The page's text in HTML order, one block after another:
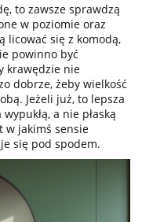
to zawsze sprawdzą
w poziomie oraz
licować się z komodą,
powinno być
krawędzie nie
dobrze, żeby wielkość
Jeżeli już, to lepsza
a nie płaską
w jakimś sensie
się pod spodem.